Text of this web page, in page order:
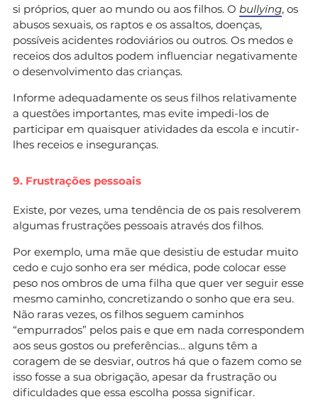
si próprios, quer ao mundo ou aos filhos. O bullying, os
abusos sexuais, os raptos e os assaltos, doenças,
possíveis acidentes rodoviários ou outros. Os medos e
receios dos adultos podem influenciar negativamente
o desenvolvimento das crianças.
Informe adequadamente os seus filhos relativamente
a questões importantes, mas evite impedi-los de
participar em quaisquer atividades da escola e incutir-
lhes receios e inseguranças.
9. Frustrações pessoais
Existe, por vezes, uma tendência de os pais resolverem
algumas frustrações pessoais através dos filhos.
Por exemplo, uma mãe que desistiu de estudar muito
cedo e cujo sonho era ser médica, pode colocar esse
peso nos ombros de uma filha que quer ver seguir esse
mesmo caminho, concretizando o sonho que era seu.
Não raras vezes, os filhos seguem caminhos
“empurrados” pelos pais e que em nada correspondem
aos seus gostos ou preferências… alguns têm a
coragem de se desviar, outros há que o fazem como se
isso fosse a sua obrigação, apesar da frustração ou
dificuldades que essa escolha possa significar.